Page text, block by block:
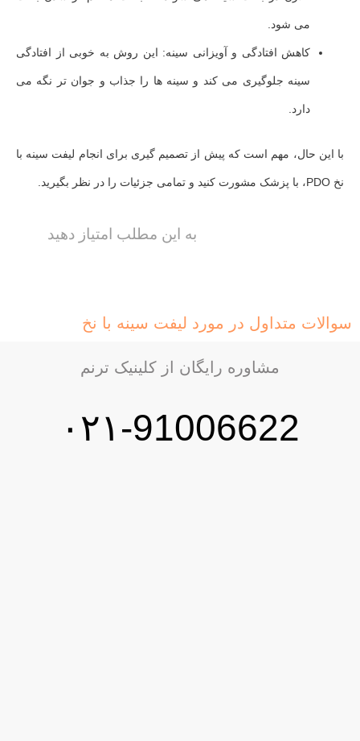
می‌ شود.
کاهش افتادگی و آویزانی سینه: این روش به خوبی از افتادگی
سینه جلوگیری می‌ کند و سینه‌ ها را جذاب و جوان‌ تر نگه می‌
دارد.
با این حال، مهم است که پیش از تصمیم گیری برای انجام لیفت سینه با
نخ PDO، با پزشک مشورت کنید و تمامی جزئیات را در نظر بگیرید.
به این مطلب امتیاز دهید
سوالات متداول در مورد لیفت سینه با نخ
مشاوره رایگان از کلینیک ترنم
۰۲۱-91006622